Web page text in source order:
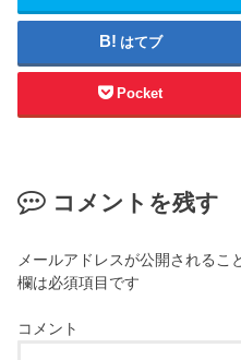
はてブ
Pocket
コメントを残す
メールアドレスが公開されるこ
欄は必須項目です
コメント